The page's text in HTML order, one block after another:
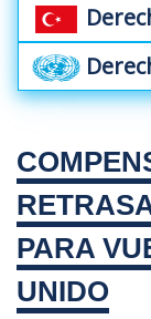
PARA
UNIDO